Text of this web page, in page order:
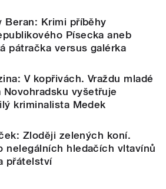
Beran: Krimi příběhy
Písecka aneb
pátračka versus galérka
V kopřivách. Vraždu mladé
Novohradsku vyšetřuje
kriminalista Medek
Zloději zelených koní.
nelegálních hledačích vltavínů
přátelství